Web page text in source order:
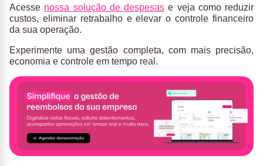
Acesse nossa solução de despesas e veja como reduzir
custos, eliminar retrabalho e elevar o controle financeiro
da sua operação.
Experimente uma gestão completa, com mais precisão,
economia e controle em tempo real.